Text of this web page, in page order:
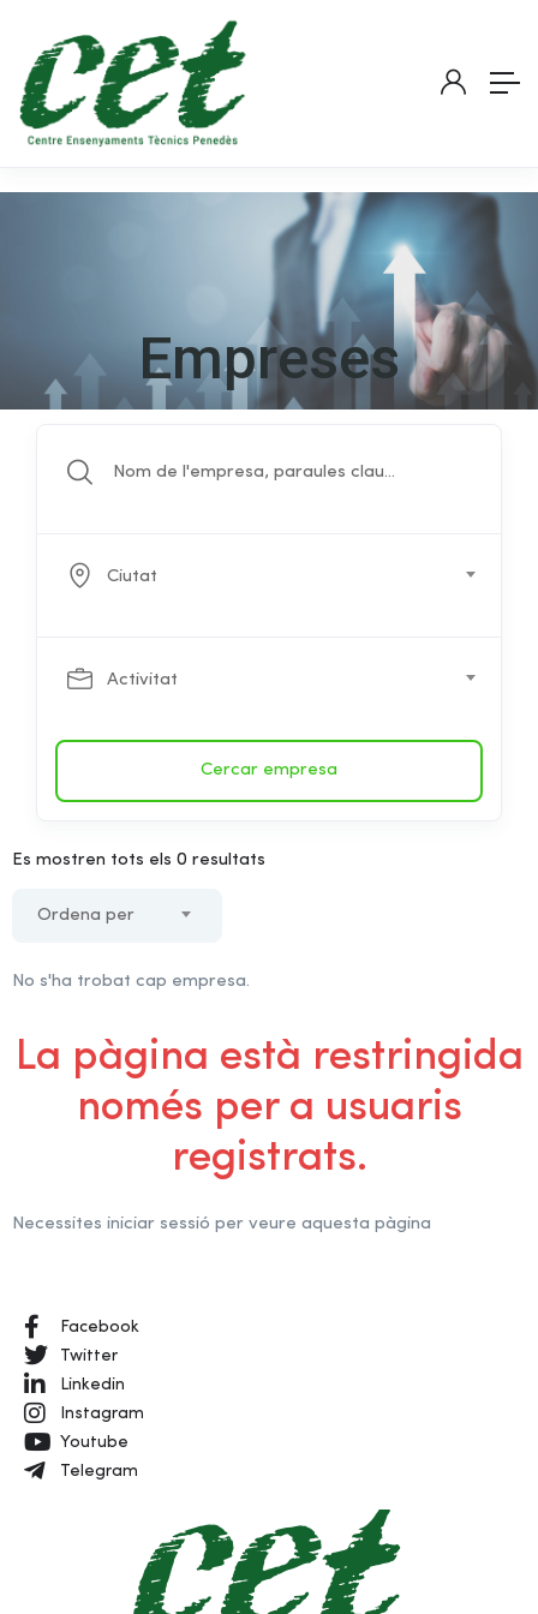
Empreses
Ciutat
Activitat
Cercar empresa
Es mostren tots els 0 resultats
Ordena per
No s'ha trobat cap empresa.
La pàgina està restringida
només per a usuaris
registrats.
Necessites iniciar sessió per veure aquesta pàgina
Facebook
Twitter
Linkedin
Instagram
Youtube
Telegram